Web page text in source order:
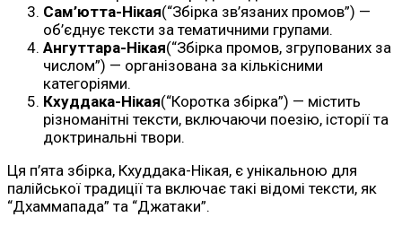
Сам’ютта-Нікая(“Збірка зв’язаних промов”) —
об’єднує тексти за тематичними групами.
Ангуттара-Нікая(“Збірка промов, згрупованих за
числом”) — організована за кількісними
категоріями.
Кхуддака-Нікая(“Коротка збірка”) — містить
різноманітні тексти, включаючи поезію, історії та
доктринальні твори.
Ця п’ята збірка, Кхуддака-Нікая, є унікальною для
палійської традиції та включає такі відомі тексти, як
“Дхаммапада” та “Джатаки”.